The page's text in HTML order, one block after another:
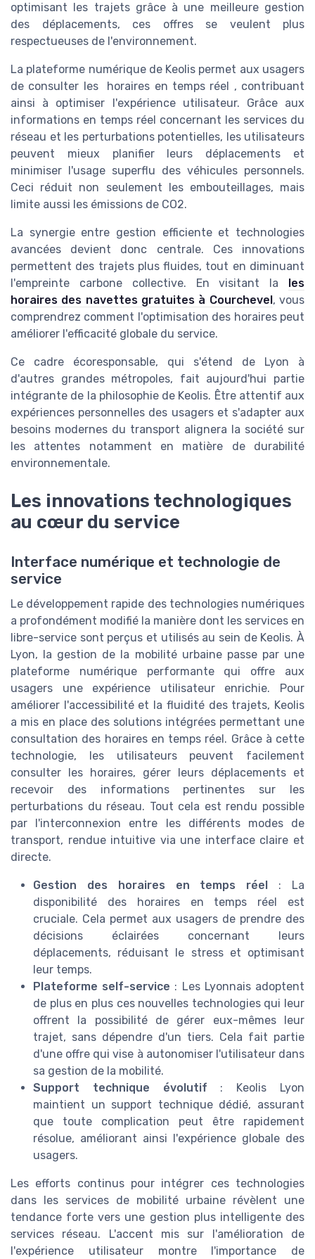
optimisant les trajets grâce à une meilleure gestion
des déplacements, ces offres se veulent plus
respectueuses de l'environnement.
La plateforme numérique de Keolis permet aux usagers
de consulter les
horaires en temps réel , contribuant
ainsi à optimiser l'expérience utilisateur. Grâce aux
informations en temps réel concernant les services du
réseau et les perturbations potentielles, les utilisateurs
peuvent mieux planifier leurs déplacements et
minimiser l'usage superflu des véhicules personnels.
Ceci réduit non seulement les embouteillages, mais
limite aussi les émissions de CO2.
La synergie entre gestion efficiente et technologies
avancées devient donc centrale. Ces innovations
permettent des trajets plus fluides, tout en diminuant
l'empreinte carbone collective. En visitant la
les
horaires des navettes gratuites à Courchevel , vous
comprendrez comment l'optimisation des horaires peut
améliorer l'efficacité globale du service.
Ce cadre écoresponsable, qui s'étend de Lyon à
d'autres grandes métropoles, fait aujourd'hui partie
intégrante de la philosophie de Keolis. Être attentif aux
expériences personnelles des usagers et s'adapter aux
besoins modernes du transport alignera la société sur
les attentes notamment en matière de durabilité
environnementale.
Les innovations technologiques
au cœur du service
Interface numérique et technologie de
service
Le développement rapide des technologies numériques
a profondément modifié la manière dont les services en
libre-service sont perçus et utilisés au sein de Keolis. À
Lyon, la gestion de la mobilité urbaine passe par une
plateforme numérique performante qui offre aux
usagers une expérience utilisateur enrichie. Pour
améliorer l'accessibilité et la fluidité des trajets, Keolis
a mis en place des solutions intégrées permettant une
consultation des horaires en temps réel. Grâce à cette
technologie, les utilisateurs peuvent facilement
consulter les horaires, gérer leurs déplacements et
recevoir des informations pertinentes sur les
perturbations du réseau. Tout cela est rendu possible
par l'interconnexion entre les différents modes de
transport, rendue intuitive via une interface claire et
directe.
Gestion des horaires en temps réel : La
disponibilité des horaires en temps réel est
cruciale. Cela permet aux usagers de prendre des
décisions éclairées concernant leurs
déplacements, réduisant le stress et optimisant
leur temps.
Plateforme self-service : Les Lyonnais adoptent
de plus en plus ces nouvelles technologies qui leur
offrent la possibilité de gérer eux-mêmes leur
trajet, sans dépendre d'un tiers. Cela fait partie
d'une offre qui vise à autonomiser l'utilisateur dans
sa gestion de la mobilité.
Support technique évolutif : Keolis Lyon
maintient un support technique dédié, assurant
que toute complication peut être rapidement
résolue, améliorant ainsi l'expérience globale des
usagers.
Les efforts continus pour intégrer ces technologies
dans les services de mobilité urbaine révèlent une
tendance forte vers une gestion plus intelligente des
services réseau. L'accent mis sur l'amélioration de
l'expérience utilisateur montre l'importance de